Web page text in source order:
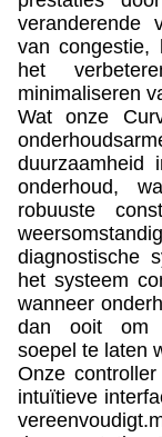
veranderende
van congestie,
het
minimaliseren
Wat onze
duurzaamheid
onderhoud,
robuuste
diagnostische
het systeem
wanneer
dan ooit om
soepel te laten
Onze
intuïtieve